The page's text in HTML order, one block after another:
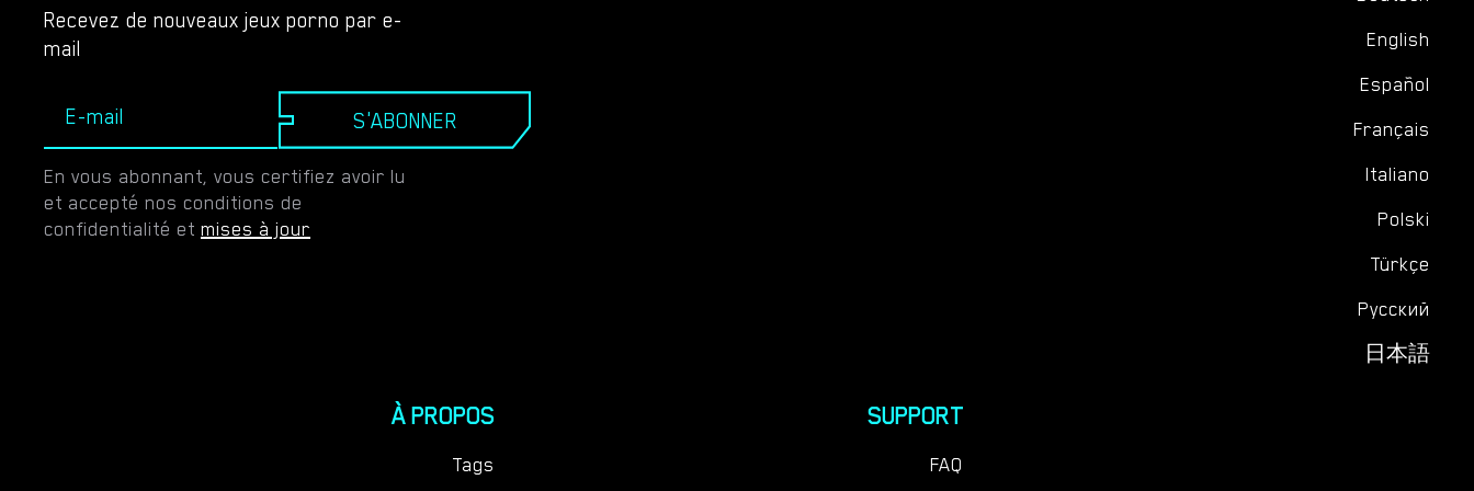
Recevez de nouveaux jeux porno par e-
mail
S'ABONNER
En vous abonnant, vous certifiez avoir lu
et accepté nos conditions de
confidentialité et mises à jour
English
Español
Français
Italiano
Polski
Türkçe
Русский
日本語
À PROPOS
Tags
SUPPORT
FAQ